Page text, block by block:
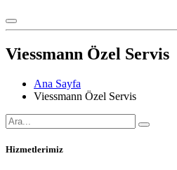
Viessmann Özel Servis
Ana Sayfa
Viessmann Özel Servis
Hizmetlerimiz